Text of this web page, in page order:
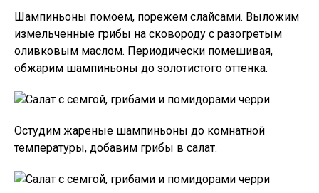
Шампиньоны помоем, порежем слайсами. Выложим
измельченные грибы на сковороду с разогретым
оливковым маслом. Периодически помешивая,
обжарим шампиньоны до золотистого оттенка.
Остудим жареные шампиньоны до комнатной
температуры, добавим грибы в салат.